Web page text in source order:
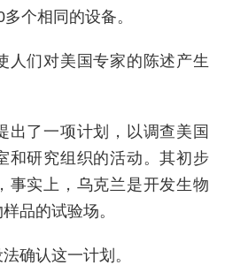
个相同的设备。
们对美国专家的陈述产生
了一项计划，以调查美国
和研究组织的活动。其初步
事实上，乌克兰是开发生物
品的试验场。
认这一计划。